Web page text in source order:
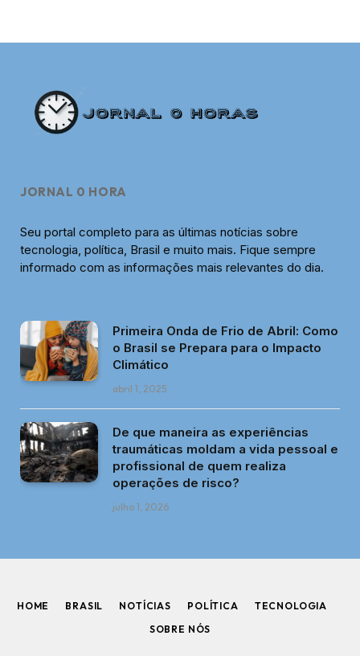
JORNAL 0 HORA
Seu portal completo para as últimas notícias sobre
tecnologia, política, Brasil e muito mais. Fique sempre
informado com as informações mais relevantes do dia.
Primeira Onda de Frio de Abril: Como
o Brasil se Prepara para o Impacto
Climático
abril 1, 2025
De que maneira as experiências
traumáticas moldam a vida pessoal e
profissional de quem realiza
operações de risco?
julho 1, 2026
HOME BRASIL NOTÍCIAS POLÍTICA
TECNOLOGIA
SOBRE NÓS